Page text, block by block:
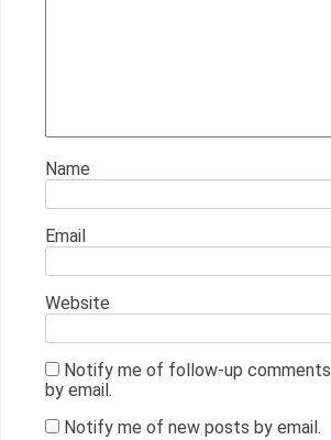
Name
Email
Website
Notify me of follow-up comments
by email.
Notify me of new posts by email.